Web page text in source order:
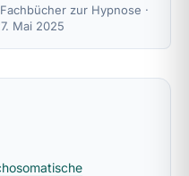
zur Hypnose ·
Mai 2025